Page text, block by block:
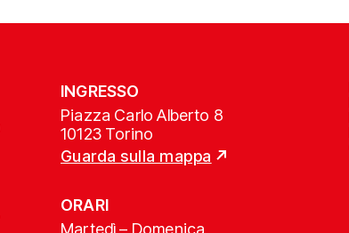
INGRESSO
Piazza Carlo Alberto 8
10123 Torino
Guarda sulla mappa
ORARI
Martedì – Domenica